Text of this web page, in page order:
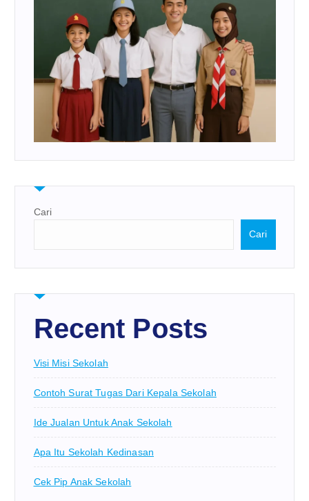
Cari
Cari
Recent Posts
Visi Misi Sekolah
Contoh Surat Tugas Dari Kepala Sekolah
Ide Jualan Untuk Anak Sekolah
Apa Itu Sekolah Kedinasan
Cek Pip Anak Sekolah